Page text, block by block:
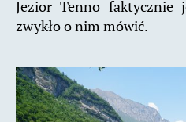
Jezior Tenno
zwykło o nim mówić.